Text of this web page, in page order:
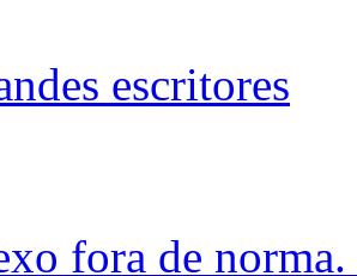
escritores
fora de